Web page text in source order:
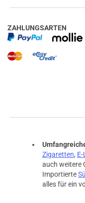
ZAHLUNGSARTEN
Zigaretten,
auch weitere
Importierte
alles für ein